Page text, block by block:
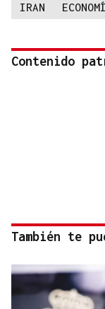
IRAN
Contenido
También te